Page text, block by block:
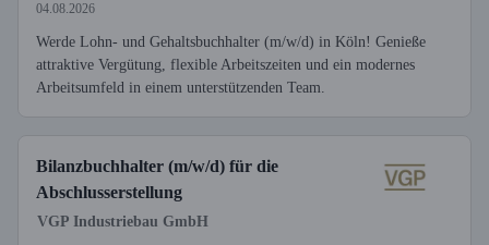
04.08.2026
Werde Lohn- und Gehaltsbuchhalter (m/w/d) in Köln! Genieße
attraktive Vergütung, flexible Arbeitszeiten und ein modernes
Arbeitsumfeld in einem unterstützenden Team.
Bilanzbuchhalter (m/w/d) für die
Abschlusserstellung
VGP Industriebau GmbH